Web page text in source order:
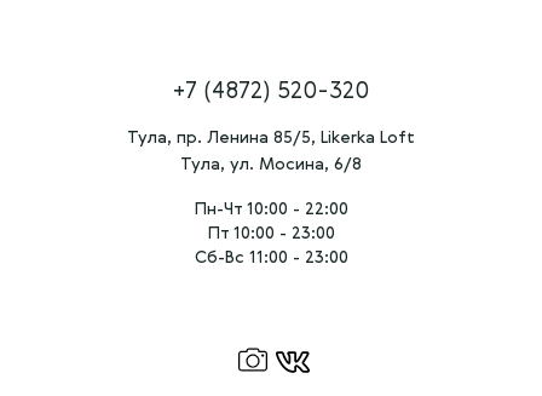
+7 (4872) 520-320
Тула, пр. Ленина 85/5, Likerka Loft
Тула, ул. Мосина, 6/8
Пн-Чт 10:00 - 22:00
Пт 10:00 - 23:00
Сб-Вс 11:00 - 23:00